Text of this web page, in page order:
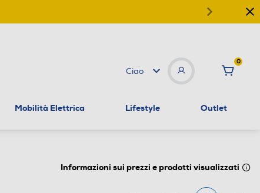
Ciao
0
Mobilità Elettrica Lifestyle Outlet
Informazioni sui prezzi e prodotti visualizzati